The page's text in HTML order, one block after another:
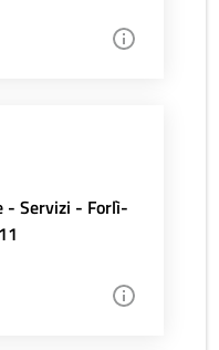
- Servizi - Forlì-